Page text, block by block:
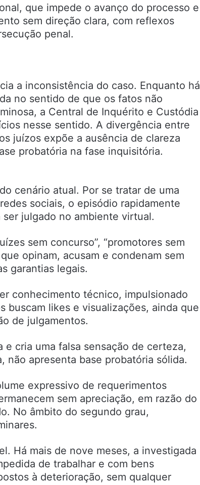
que impede o avanço do processo e
sem direção clara, com reflexos
penal.
a inconsistência do caso. Enquanto há
no sentido de que os fatos não
a Central de Inquérito e Custódia
nesse sentido. A divergência entre
juízos expõe a ausência de clareza
probatória na fase inquisitória.
cenário atual. Por se tratar de uma
sociais, o episódio rapidamente
julgado no ambiente virtual.
sem concurso”, “promotores sem
opinam, acusam e condenam sem
garantias legais.
conhecimento técnico, impulsionado
buscam likes e visualizações, ainda que
de julgamentos.
cria uma falsa sensação de certeza,
não apresenta base probatória sólida.
expressivo de requerimentos
sem apreciação, em razão do
No âmbito do segundo grau,
Há mais de nove meses, a investigada
de trabalhar e com bens
à deterioração, sem qualquer